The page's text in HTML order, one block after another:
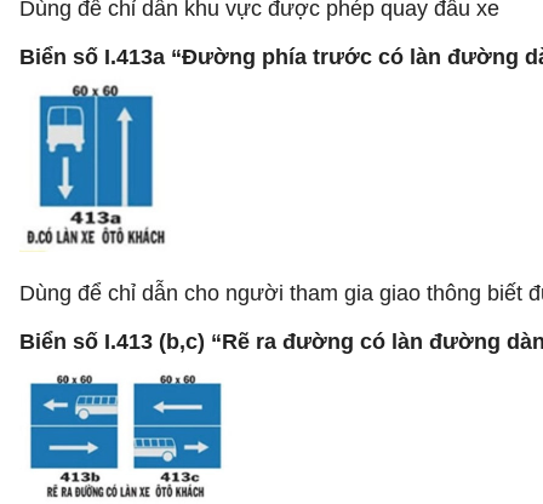
Dùng để chỉ dẫn khu vực được phép quay đầu xe
Biển số I.413a “Đường phía trước có làn đường
Dùng để chỉ dẫn cho người tham gia giao thông
Biển số I.413 (b,c) “Rẽ ra đường có làn đường